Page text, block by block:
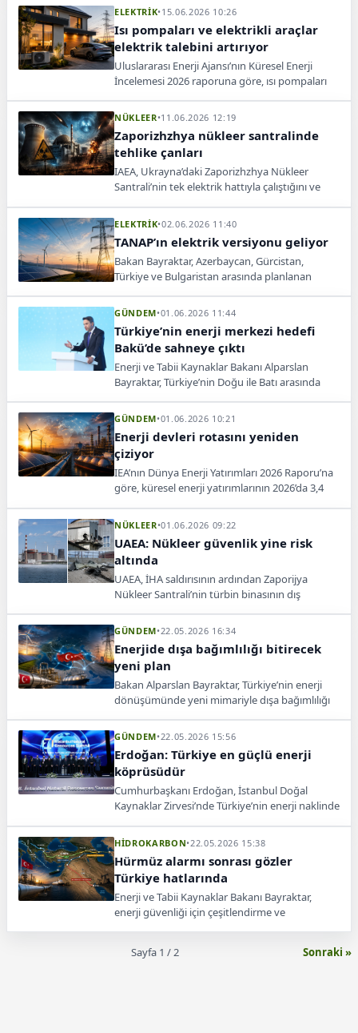
başladı.
ELEKTRİK•15.06.2026 10:26
Isı pompaları ve elektrikli araçlar
elektrik talebini artırıyor
Uluslararası Enerji Ajansı’nın Küresel Enerji
İncelemesi 2026 raporuna göre, ısı pompaları
elektrik tüketimini artırıyor.
NÜKLEER•11.06.2026 12:19
Zaporizhzhya nükleer santralinde
tehlike çanları
IAEA, Ukrayna’daki Zaporizhzhya Nükleer
Santrali’nin tek elektrik hattıyla çalıştığını ve
açıkladı.
ELEKTRİK•02.06.2026 11:40
TANAP’ın elektrik versiyonu geliyor
Bakan Bayraktar, Azerbaycan, Gürcistan,
Türkiye ve Bulgaristan arasında planlanan
versiyonu olarak tanımladı.
GÜNDEM•01.06.2026 11:44
Türkiye’nin enerji merkezi hedefi
Bakü’de sahneye çıktı
Enerji ve Tabii Kaynaklar Bakanı Alparslan
Bayraktar, Türkiye’nin Doğu ile Batı arasında
söyledi.
GÜNDEM•01.06.2026 10:21
Enerji devleri rotasını yeniden
çiziyor
IEA’nın Dünya Enerji Yatırımları 2026 Raporu’na
göre, küresel enerji yatırımlarının 2026’da 3,4
NÜKLEER•01.06.2026 09:22
UAEA: Nükleer güvenlik yine risk
altında
UAEA, İHA saldırısının ardından Zaporijya
Nükleer Santrali’nin türbin binasının dış
GÜNDEM•22.05.2026 16:34
Enerjide dışa bağımlılığı bitirecek
yeni plan
Bakan Alparslan Bayraktar, Türkiye’nin enerji
dönüşümünde yeni mimariyle dışa bağımlılığı
söyledi.
GÜNDEM•22.05.2026 15:56
Erdoğan: Türkiye en güçlü enerji
köprüsüdür
Cumhurbaşkanı Erdoğan, İstanbul Doğal
Kaynaklar Zirvesi’nde Türkiye’nin enerji naklinde
söyledi.
HİDROKARBON•22.05.2026 15:38
Hürmüz alarmı sonrası gözler
Türkiye hatlarında
Enerji ve Tabii Kaynaklar Bakanı Bayraktar,
enerji güvenliği için çeşitlendirme ve
Sayfa 1 / 2 Sonraki »